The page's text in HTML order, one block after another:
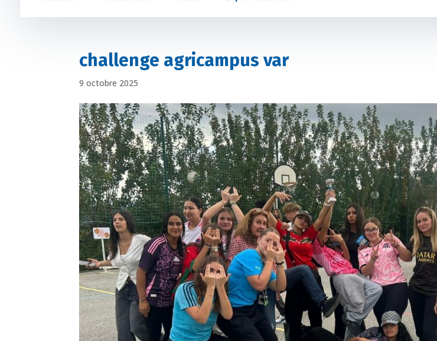
challenge agricampus var
9 octobre 2025